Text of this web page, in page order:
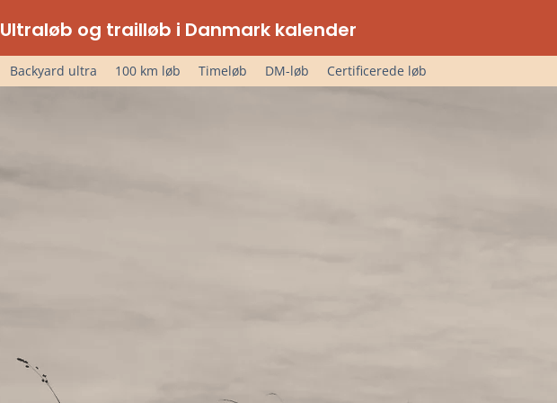
Ultraløb og trailløb i Danmark kalender
Backyard ultra 100 km løb Timeløb DM-løb Certificerede løb